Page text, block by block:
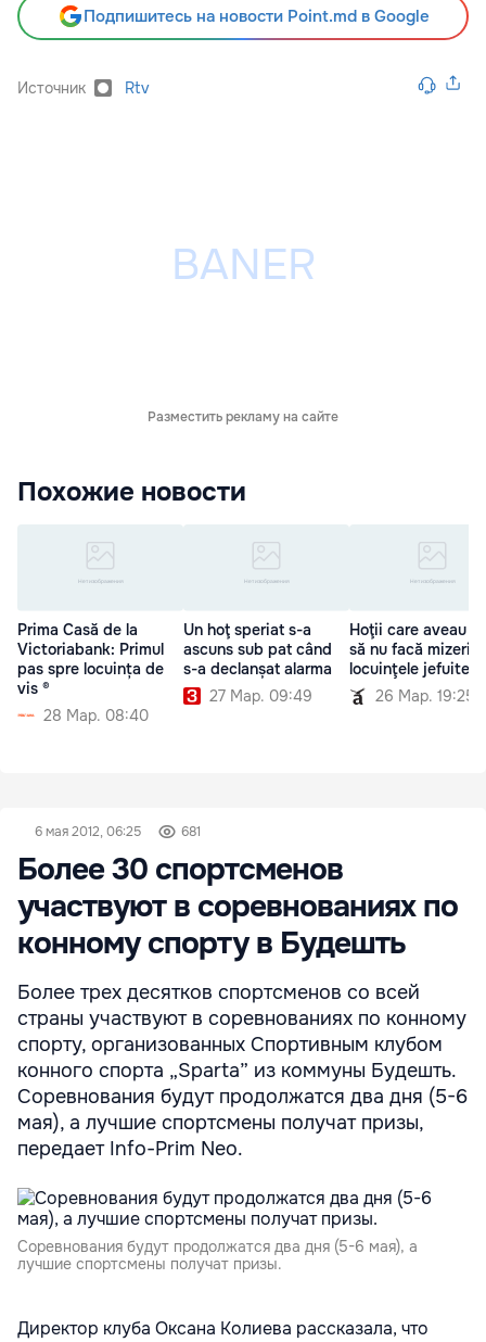
Подпишитесь на новости Point.md в Google
Источник Rtv
Разместить рекламу на сайте
Похожие новости
Prima Casă de la
Victoriabank: Primul
pas spre locuința de
vis ®
28 Мар. 08:40
Un hoţ speriat s-a
ascuns sub pat când
s-a declanșat alarma
27 Мар. 09:49
Hoţii care aveau
să nu facă mizerie
locuinţele jefuite
26 Мар. 19:25
6 мая 2012, 06:25 681
Более 30 спортсменов
участвуют в соревнованиях по
конному спорту в Будешть
Более трех десятков спортсменов со всей
страны участвуют в соревнованиях по конному
спорту, организованных Спортивным клубом
конного спорта „Sparta” из коммуны Будешть.
Соревнования будут продолжатся два дня (5-6
мая), а лучшие спортсмены получат призы,
передает Info-Prim Neo.
Соревнования будут продолжатся два дня (5-6 мая), а
лучшие спортсмены получат призы.
Директор клуба Оксана Колиева рассказала, что